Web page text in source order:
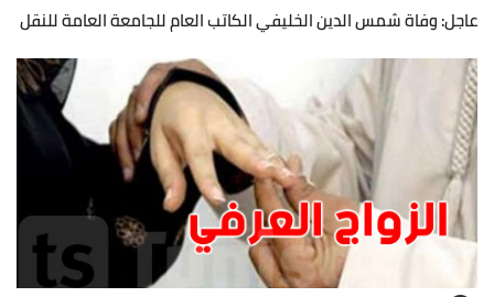
عاجل: وفاة شمس الدين الخليفي الكاتب العام للجامعة العامة للنقل